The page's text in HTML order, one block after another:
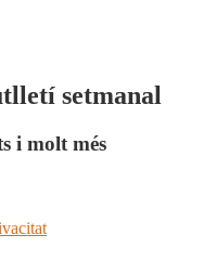
setmanal
i molt més